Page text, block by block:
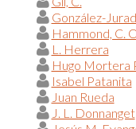
González-
Hammond, C.
L. Herrera
Hugo Mortera
Isabel Patanita
Juan Rueda
J. L. Donnanget